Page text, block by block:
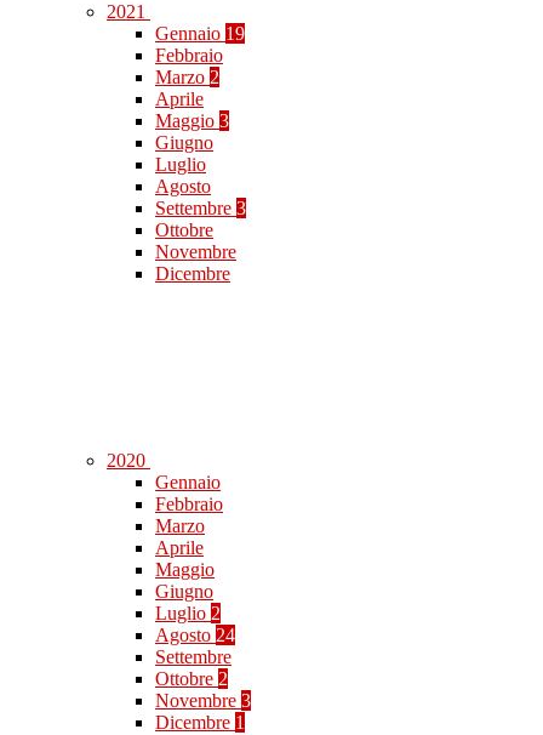
2021
Gennaio 19
Febbraio
Marzo 2
Aprile
Maggio 3
Giugno
Luglio
Agosto
Settembre 3
Ottobre
Novembre
Dicembre
2020
Gennaio
Febbraio
Marzo
Aprile
Maggio
Giugno
Luglio 2
Agosto 24
Settembre
Ottobre 2
Novembre 3
Dicembre 1